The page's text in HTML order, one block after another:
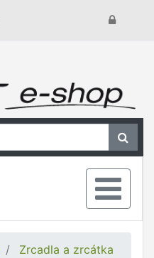
Zrcadla a zrcátka